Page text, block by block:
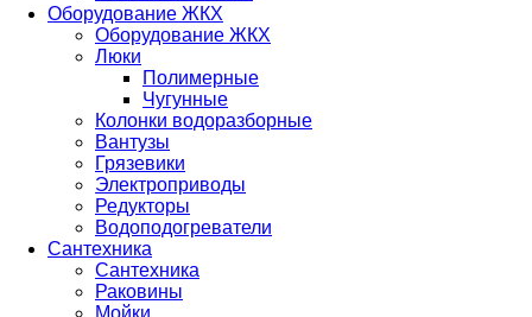
Оборудование ЖКХ
Оборудование ЖКХ
Люки
Полимерные
Чугунные
Колонки водоразборные
Вантузы
Грязевики
Электроприводы
Редукторы
Водоподогреватели
Сантехника
Сантехника
Раковины